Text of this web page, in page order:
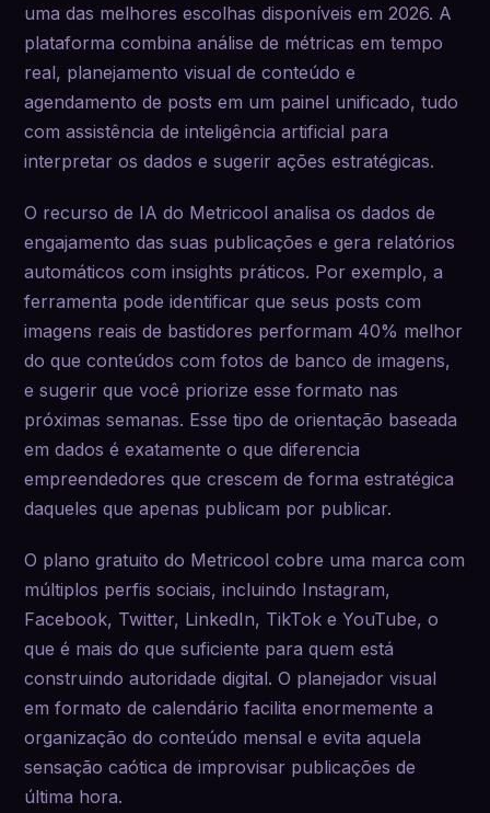
uma das melhores escolhas disponíveis em 2026. A
plataforma combina análise de métricas em tempo
real, planejamento visual de conteúdo e
agendamento de posts em um painel unificado, tudo
com assistência de inteligência artificial para
interpretar os dados e sugerir ações estratégicas.
O recurso de IA do Metricool analisa os dados de
engajamento das suas publicações e gera relatórios
automáticos com insights práticos. Por exemplo, a
ferramenta pode identificar que seus posts com
imagens reais de bastidores performam 40% melhor
do que conteúdos com fotos de banco de imagens,
e sugerir que você priorize esse formato nas
próximas semanas. Esse tipo de orientação baseada
em dados é exatamente o que diferencia
empreendedores que crescem de forma estratégica
daqueles que apenas publicam por publicar.
O plano gratuito do Metricool cobre uma marca com
múltiplos perfis sociais, incluindo Instagram,
Facebook, Twitter, LinkedIn, TikTok e YouTube, o
que é mais do que suficiente para quem está
construindo autoridade digital. O planejador visual
em formato de calendário facilita enormemente a
organização do conteúdo mensal e evita aquela
sensação caótica de improvisar publicações de
última hora.